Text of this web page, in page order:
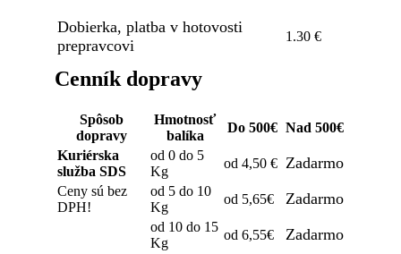
Dobierka, platba v hotovosti
prepravcovi
1.30 €
Cenník dopravy
Spôsob
dopravy
Hmotnosť
balíka
Do 500€ Nad 500€
Kuriérska
služba SDS
od 0 do 5
Kg
od 4,50 € Zadarmo
Ceny sú bez
DPH!
od 5 do 10
Kg
od 5,65€ Zadarmo
od 10 do 15
Kg
od 6,55€ Zadarmo